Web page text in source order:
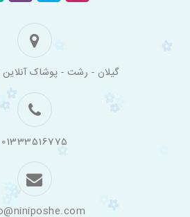
گیلان - رشت - پوشاک
01333516775